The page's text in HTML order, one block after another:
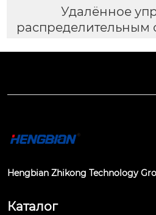
Удалённое
распределительным
Hengbian Zhikong Technology
Каталог